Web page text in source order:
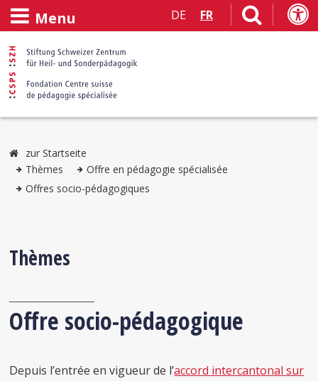
Menu DE FR
zur Startseite
Thèmes
Offre en pédagogie spécialisée
Offres socio-pédagogiques
Thèmes
Offre socio-pédagogique
Depuis l’entrée en vigueur de l’accord intercantonal sur